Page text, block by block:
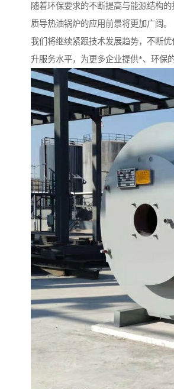
随着环保要求的不断提高与能源结构
质导热油锅炉的应用前景将更加广阔。
我们将继续紧跟技术发展趋势，不断
升服务水平，为更多企业提供*、环保